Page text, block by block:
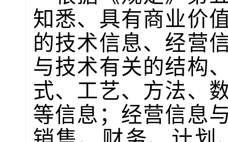
知悉、具有商业价
的技术信息、经营
与技术有关的结构
式、工艺、方法、
等信息；经营信息